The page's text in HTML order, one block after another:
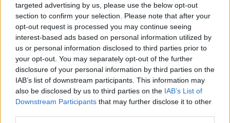
targeted advertising by us, please use the below opt-out
section to confirm your selection. Please note that after your
opt-out request is processed you may continue seeing
interest-based ads based on personal information utilized by
us or personal information disclosed to third parties prior to
your opt-out. You may separately opt-out of the further
disclosure of your personal information by third parties on the
IAB’s list of downstream participants. This information may
also be disclosed by us to third parties on the IAB’s List of
Downstream Participants that may further disclose it to other
Az én ehető ajándékom
tisztatészta•2014. december 16.
Ajándékozni a legcsodálatosabb dolog a világon,
egy ajándék mindent elárul... tudni lehet róla, hogy
szeretetteli ötlettől vezérelve lett-e kiválasztva,
elkészítve. Az igazi ajándék a szívünkig hatol, érezni
rajta, hogy nekünk készült, benne van az ajándékozó